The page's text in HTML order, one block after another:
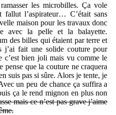
les microbilles. Ça vole
l’aspirateur… C’était sans
maison pour les travaux donc
avec la pelle et la balayette.
des billes qui étaient par terre et
j’ai fait une solide couture pour
c’est bien joli mais vu comme le
pense que la couture ne craquera
suis pas si sûre. Alors je tente, je
un peu de chance ça suffira a
ça le rend mignon en plus non
mais ce n’est pas grave j’aime